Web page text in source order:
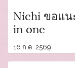
Nichi ขอแน
in one
16 ก.ค. 2569